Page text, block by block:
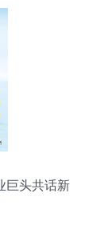
巨头共话新